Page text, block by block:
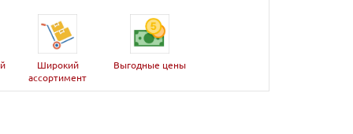
Широкий
ассортимент
Выгодные цены